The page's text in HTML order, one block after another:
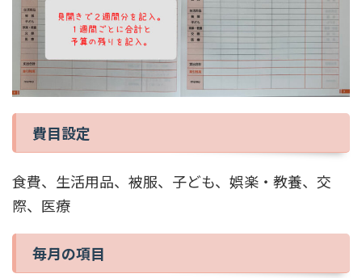
費目設定
食費、生活用品、被服、子ども、娯楽・教養、交
際、医療
毎月の項目